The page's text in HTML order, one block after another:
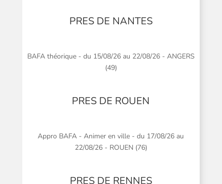
PRES DE NANTES
BAFA théorique - du 15/08/26 au 22/08/26 - ANGERS
(49)
PRES DE ROUEN
Appro BAFA - Animer en ville - du 17/08/26 au
22/08/26 - ROUEN (76)
PRES DE RENNES